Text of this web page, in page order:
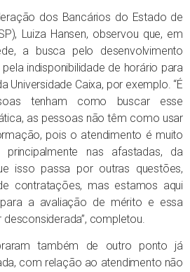
dos Bancários do Estado de
Luiza Hansen, observou que, em
a busca pelo desenvolvimento
indisponibilidade de horário para
Universidade Caixa, por exemplo. “É
tenham como buscar esse
as pessoas não têm como usar
pois o atendimento é muito
nas afastadas, da
isso passa por outras questões,
contratações, mas estamos aqui
a avaliação de mérito e essa
completou.
também de outro ponto já
com relação ao atendimento não